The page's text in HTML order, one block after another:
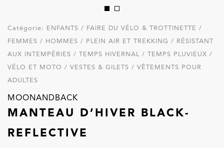
Catégorie: ENFANTS / FAIRE DU VÉLO & TROTTINETTE /
FEMMES / HOMMES / PLEIN AIR ET TREKKING / RÉSISTANT
AUX INTEMPÉRIES / TEMPS HIVERNAL / TEMPS PLUVIEUX /
VÉLO ET MOTO / VESTES & GILETS / VÊTEMENTS POUR
ADULTES
MOONANDBACK
MANTEAU D’HIVER BLACK-
REFLECTIVE